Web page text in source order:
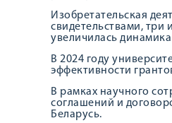
Изобретательская
свидетельствами, три
увеличилась
В 2024 году
эффективности
В рамках научного
соглашений и
Беларусь.